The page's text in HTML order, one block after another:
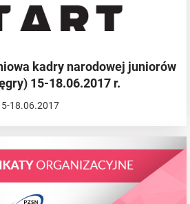
kadry narodowej juniorów
15-18.06.2017 r.
18.06.2017